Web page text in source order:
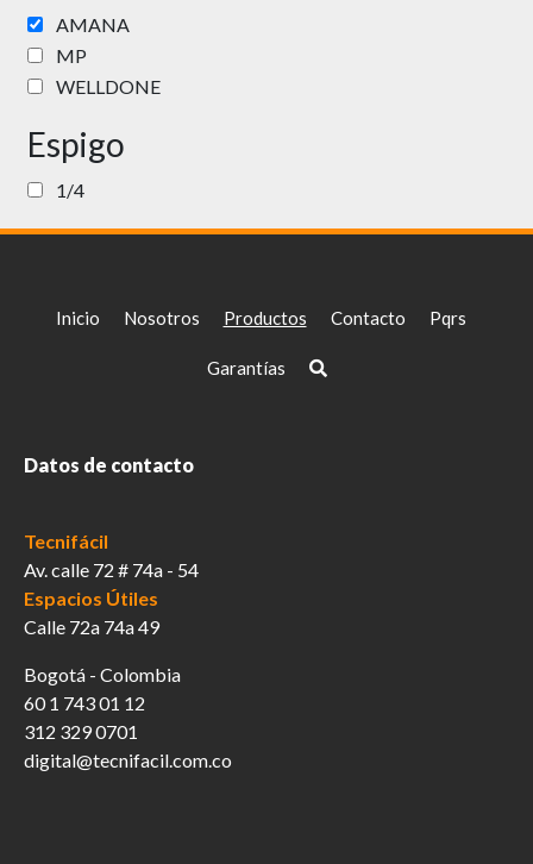
AMANA
MP
WELLDONE
Espigo
1/4
Inicio Nosotros Productos Contacto Pqrs
Garantías
Datos de contacto
Tecnifácil
Av. calle 72 # 74a - 54
Espacios Útiles
Calle 72a 74a 49
Bogotá - Colombia
60 1 743 01 12
312 329 0701
digital@tecnifacil.com.co